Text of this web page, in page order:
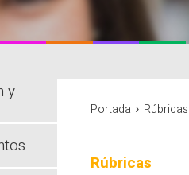
EN LÍNEA DE
Portada › Rúbricas
Rúbricas
y